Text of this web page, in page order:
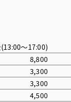
〜17:00)
8,800
3,300
3,300
4,500